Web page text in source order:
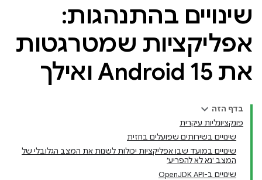
שינויים בהתנהגות:
אפליקציות שמטרגטות
את Android 15 ואילך
בדף הזה
פונקציונליות עיקרית
שינויים בשירותים שפועלים בחזית
שינויים במועד שבו אפליקציות יכולות לשנות את המצב הגלובלי של
המצב 'נא לא להפריע'
שינויים ב-OpenJDK API